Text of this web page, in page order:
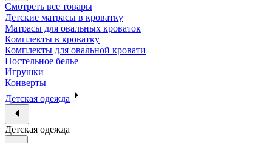
Смотреть все товары
Детские матрасы в кроватку
Матрасы для овальных кроваток
Комплекты в кроватку
Комплекты для овальной кровати
Постельное белье
Игрушки
Конверты
Детская одежда
Детская одежда